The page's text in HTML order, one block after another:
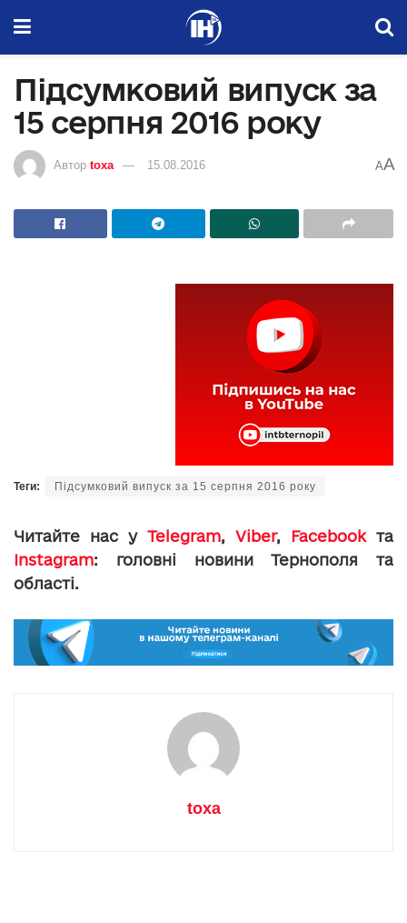
Підсумковий випуск за
15 серпня 2016 року
Автор toxa 15.08.2016 AA
Теги: Підсумковий випуск за 15 серпня 2016 року
Читайте нас у Telegram, Viber, Facebookта
Instagram: головні новини Тернополя та
області.
toxa